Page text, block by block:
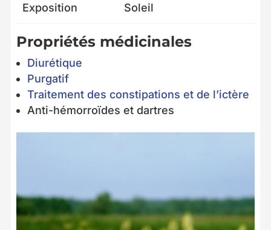
Exposition Soleil
Propriétés médicinales
Diurétique
Purgatif
Traitement des constipations et de l’ictère
Anti-hémorroïdes et dartres